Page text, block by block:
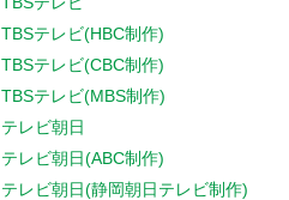
TBSテレビ(HBC制作)
TBSテレビ(CBC制作)
TBSテレビ(MBS制作)
テレビ朝日
テレビ朝日(ABC制作)
テレビ朝日(静岡朝日テレビ制作)